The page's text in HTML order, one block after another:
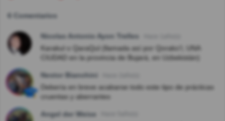
6 Comentarios
Nicolas Antonio Ayon Trelles
Karakul o QaraQul (llamada así por Qorako'l, UNA
CIUDAD en la provincia de Bujará, en Uzbekistán)
Nestor Bianchini
Debería en breve acabarse todo este tipo de prácticas
cruentas y aberrantes
Angel der Weise